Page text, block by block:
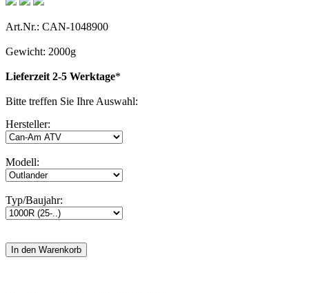
Art.Nr.: CAN-1048900
Gewicht: 2000g
Lieferzeit 2-5 Werktage*
Bitte treffen Sie Ihre Auswahl:
Hersteller:
Modell:
Typ/Baujahr: